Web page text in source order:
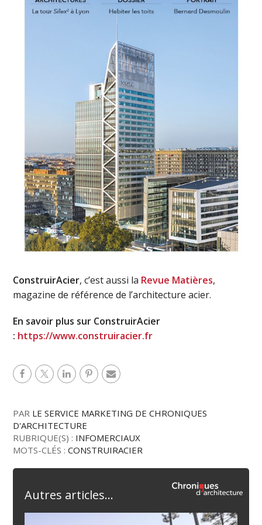
ConstruirAcier, c’est aussi la Revue Matières,
magazine de référence de l’architecture acier.
En savoir plus sur ConstruirAcier
: https://www.construiracier.fr
PAR LE SERVICE MARKETING DE CHRONIQUES
D'ARCHITECTURE
RUBRIQUE(S) : INFOMERCIAUX
MOTS-CLÉS :CONSTRUIRACIER
Autres articles...